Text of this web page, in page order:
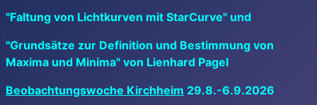
"Faltung von Lichtkurven mit StarCurve" und
"Grundsätze zur Definition und Bestimmung von
Maxima und Minima" von Lienhard Pagel
Beobachtungswoche Kirchheim 29.8.-6.9.2026